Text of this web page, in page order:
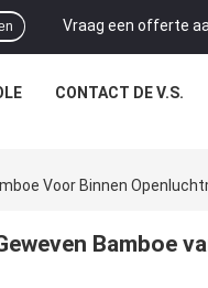
Vraag een offerte
CONTACT DE V.S.
Voor Binnen
Bamboe